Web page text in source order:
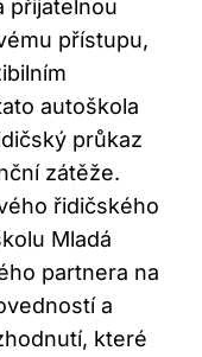
přijatelnou
přístupu,
autoškola
průkaz
zátěže.
řidičského
Mladá
partnera na
a
které